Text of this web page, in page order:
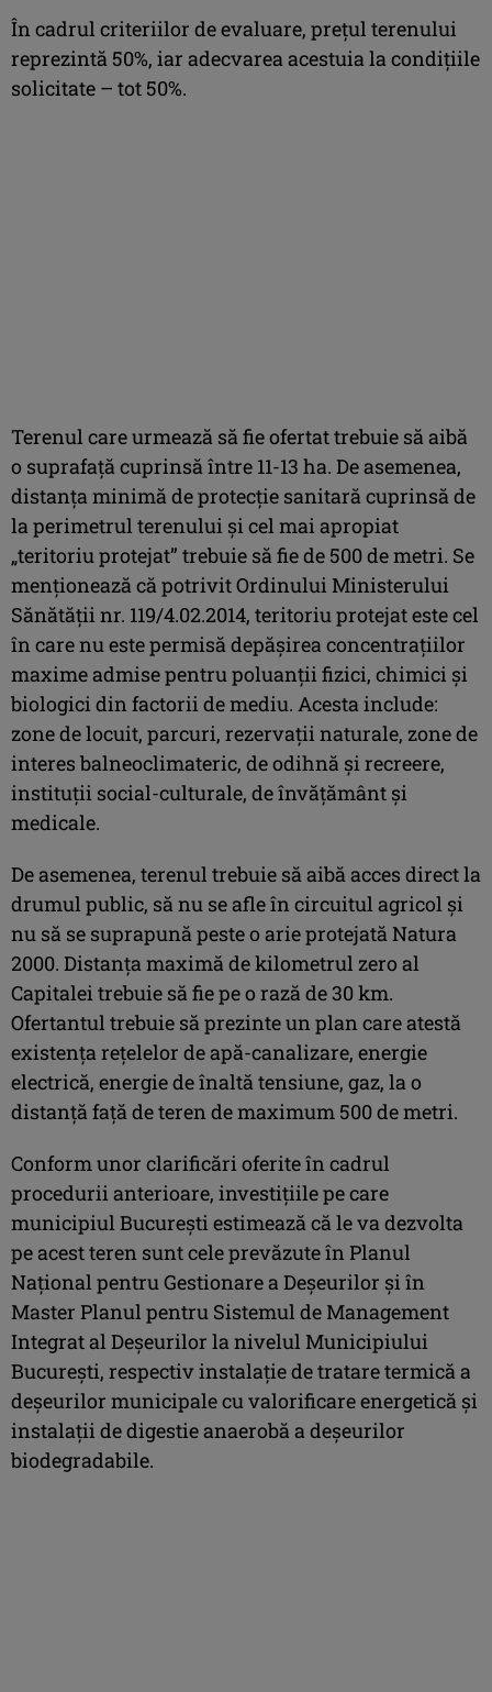
În cadrul criteriilor de evaluare, preţul terenului
reprezintă 50%, iar adecvarea acestuia la condiţiile
solicitate – tot 50%.
Terenul care urmează să fie ofertat trebuie să aibă
o suprafaţă cuprinsă între 11-13 ha. De asemenea,
distanţa minimă de protecţie sanitară cuprinsă de
la perimetrul terenului şi cel mai apropiat
„teritoriu protejat” trebuie să fie de 500 de metri. Se
menţionează că potrivit Ordinului Ministerului
Sănătăţii nr. 119/4.02.2014, teritoriu protejat este cel
în care nu este permisă depăşirea concentraţiilor
maxime admise pentru poluanţii fizici, chimici şi
biologici din factorii de mediu. Acesta include:
zone de locuit, parcuri, rezervaţii naturale, zone de
interes balneoclimateric, de odihnă şi recreere,
instituţii social-culturale, de învăţământ şi
medicale.
De asemenea, terenul trebuie să aibă acces direct la
drumul public, să nu se afle în circuitul agricol şi
nu să se suprapună peste o arie protejată Natura
2000. Distanţa maximă de kilometrul zero al
Capitalei trebuie să fie pe o rază de 30 km.
Ofertantul trebuie să prezinte un plan care atestă
existenţa reţelelor de apă-canalizare, energie
electrică, energie de înaltă tensiune, gaz, la o
distanţă faţă de teren de maximum 500 de metri.
Conform unor clarificări oferite în cadrul
procedurii anterioare, investiţiile pe care
municipiul Bucureşti estimează că le va dezvolta
pe acest teren sunt cele prevăzute în Planul
Naţional pentru Gestionare a Deşeurilor şi în
Master Planul pentru Sistemul de Management
Integrat al Deşeurilor la nivelul Municipiului
Bucureşti, respectiv instalaţie de tratare termică a
deşeurilor municipale cu valorificare energetică şi
instalaţii de digestie anaerobă a deşeurilor
biodegradabile.